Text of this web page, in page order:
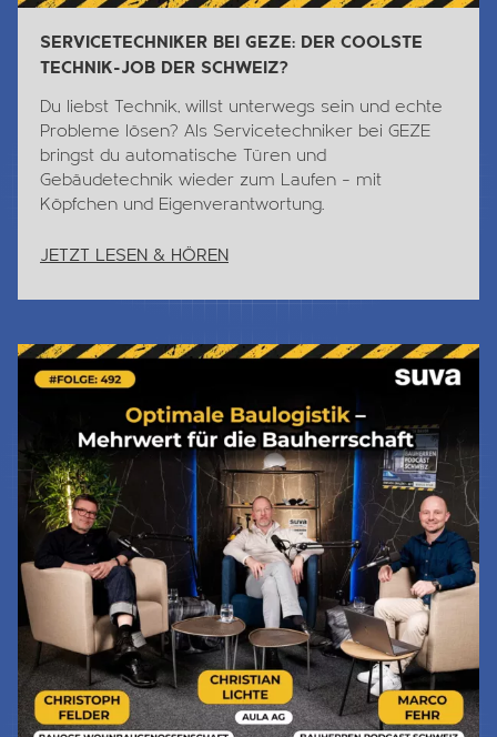
SERVICETECHNIKER BEI GEZE: DER COOLSTE
TECHNIK-JOB DER SCHWEIZ?
Du liebst Technik, willst unterwegs sein und echte
Probleme lösen? Als Servicetechniker bei GEZE
bringst du automatische Türen und
Gebäudetechnik wieder zum Laufen – mit
Köpfchen und Eigenverantwortung.
JETZT LESEN & HÖREN
Jetzt Lesen & Hören